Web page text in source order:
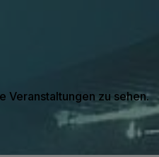
Veranstaltungen zu sehen.